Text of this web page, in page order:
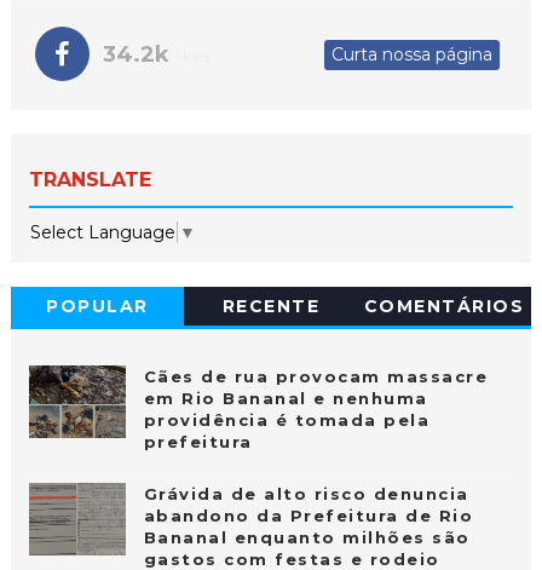
34.2k Curta nossa página
TRANSLATE
Select Language ▼
POPULAR RECENTE COMENTÁRIOS
Cães de rua provocam massacre
em Rio Bananal e nenhuma
providência é tomada pela
prefeitura
Grávida de alto risco denuncia
abandono da Prefeitura de Rio
Bananal enquanto milhões são
gastos com festas e rodeio